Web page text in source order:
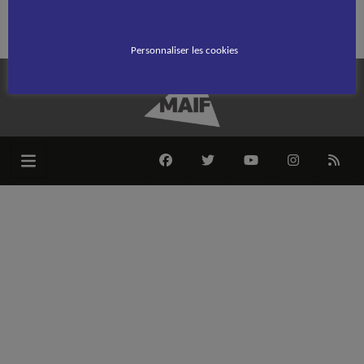
FACEBOOKTWITTERYOUTUBEINSTAGRAM
RSS
Personnaliser les cookies